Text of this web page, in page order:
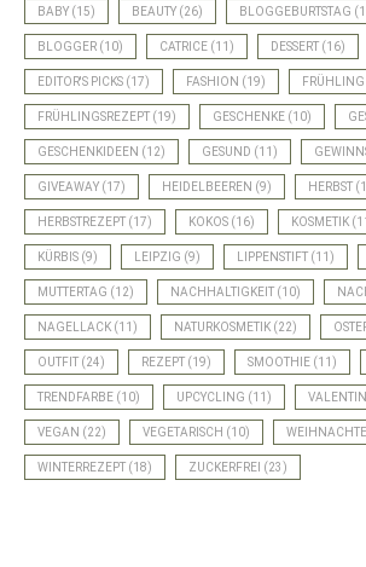
BABY (15) BEAUTY (26) BLOGGEBURTSTAG
BLOGGER (10) CATRICE (11) DESSERT (16)
EDITOR'S PICKS (17) FASHION (19) FRÜHLING
FRÜHLINGSREZEPT (19) GESCHENKE (10)
GESCHENKIDEEN (12) GESUND (11)
GIVEAWAY (17) HEIDELBEEREN (9) HERBST
HERBSTREZEPT (17) KOKOS (16) KOSMETIK
KÜRBIS (9) LEIPZIG (9) LIPPENSTIFT (11)
MUTTERTAG (12) NACHHALTIGKEIT (10)
NAGELLACK (11) NATURKOSMETIK (22)
OUTFIT (24) REZEPT (19) SMOOTHIE (11)
TRENDFARBE (10) UPCYCLING (11)
VEGAN (22) VEGETARISCH (10)
WINTERREZEPT (18) ZUCKERFREI (23)